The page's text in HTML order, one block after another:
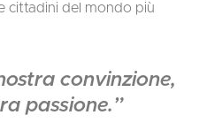
cittadini del mondo più
convinzione,
passione.”